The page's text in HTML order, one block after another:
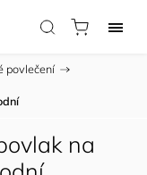
povlečení /
na